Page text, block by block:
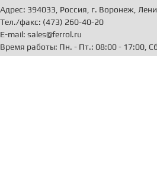
Адрес: 394033, Россия, г. Воронеж,
Тел./факс: (473) 260-40-20
E-mail: sales@ferrol.ru
Время работы: Пн. - Пт.: 08:00 - 17:00,